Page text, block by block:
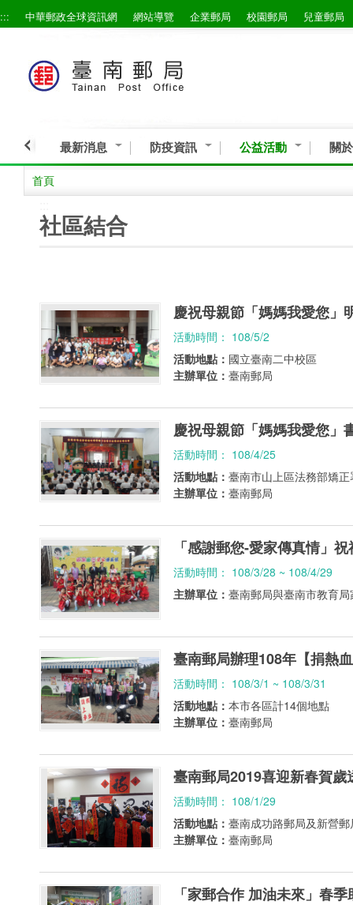
跳到主要內容區塊
::: 中華郵政全球資訊網 網站導覽 企業郵局 校園郵局 兒童郵局
最新消息 防疫資訊 公益活動 關
首頁
社區結合
慶祝母親節「媽媽我愛您」
活動時間： 108/5/2
活動地點： 國立臺南二中校區
主辦單位： 臺南郵局
慶祝母親節「媽媽我愛您」
活動時間： 108/4/25
活動地點： 臺南市山上區法務部矯
主辦單位： 臺南郵局
「感謝郵您-愛家傳真情」
活動時間： 108/3/28 ~ 108/4/29
主辦單位： 臺南郵局與臺南市教育
臺南郵局辦理108年【捐熱
活動時間： 108/3/1 ~ 108/3/31
活動地點： 本市各區計14個地點
主辦單位： 臺南郵局
臺南郵局2019喜迎新春賀歲
活動時間： 108/1/29
活動地點： 臺南成功路郵局及新營
主辦單位： 臺南郵局
「家郵合作 加油未來」春